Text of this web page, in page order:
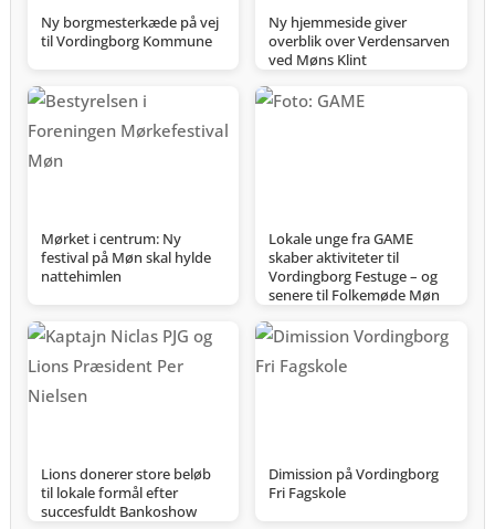
Ny borgmesterkæde på vej
til Vordingborg Kommune
Ny hjemmeside giver
overblik over Verdensarven
ved Møns Klint
Mørket i centrum: Ny
festival på Møn skal hylde
nattehimlen
Lokale unge fra GAME
skaber aktiviteter til
Vordingborg Festuge – og
senere til Folkemøde Møn
Lions donerer store beløb
til lokale formål efter
succesfuldt Bankoshow
Dimission på Vordingborg
Fri Fagskole